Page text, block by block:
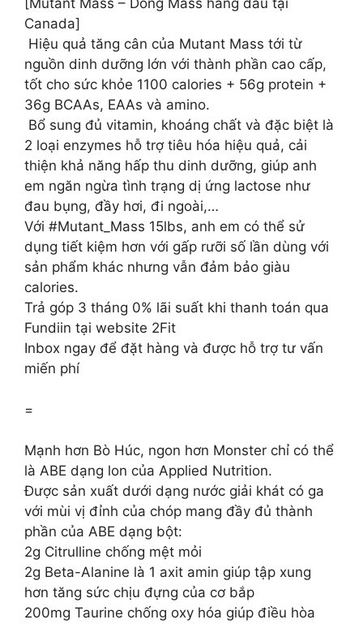
[Mutant Mass – Dòng Mass hàng đầu tại
Canada]
️ Hiệu quả tăng cân của Mutant Mass tới từ
nguồn dinh dưỡng lớn với thành phần cao cấp,
tốt cho sức khỏe 1100 calories + 56g protein +
36g BCAAs, EAAs và amino.
️ Bổ sung đủ vitamin, khoáng chất và đặc biệt là
2 loại enzymes hỗ trợ tiêu hóa hiệu quả, cải
thiện khả năng hấp thu dinh dưỡng, giúp anh
em ngăn ngừa tình trạng dị ứng lactose như
đau bụng, đầy hơi, đi ngoài,…
Với #Mutant_Mass 15lbs, anh em có thể sử
dụng tiết kiệm hơn với gấp rưỡi số lần dùng với
sản phẩm khác nhưng vẫn đảm bảo giàu
calories.
Trả góp 3 tháng 0% lãi suất khi thanh toán qua
Fundiin tại website 2Fit
Inbox ngay để đặt hàng và được hỗ trợ tư vấn
miến phí
=
Mạnh hơn Bò Húc, ngon hơn Monster chỉ có thể
là ABE dạng lon của Applied Nutrition.
Được sản xuất dưới dạng nước giải khát có ga
với mùi vị đỉnh của chóp mang đầy đủ thành
phần của ABE dạng bột:
2g Citrulline chống mệt mỏi
2g Beta-Alanine là 1 axit amin giúp tập xung
hơn tăng sức chịu đựng của cơ bắp
200mg Taurine chống oxy hóa giúp điều hòa